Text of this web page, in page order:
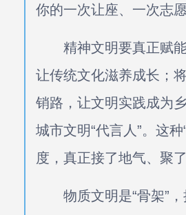
你的一次让座、一次志
精神文明要真正赋能
让传统文化滋养成长；
销路，让文明实践成为
城市文明“代言人”。这
度，真正接了地气、聚了
物质文明是“骨架”，